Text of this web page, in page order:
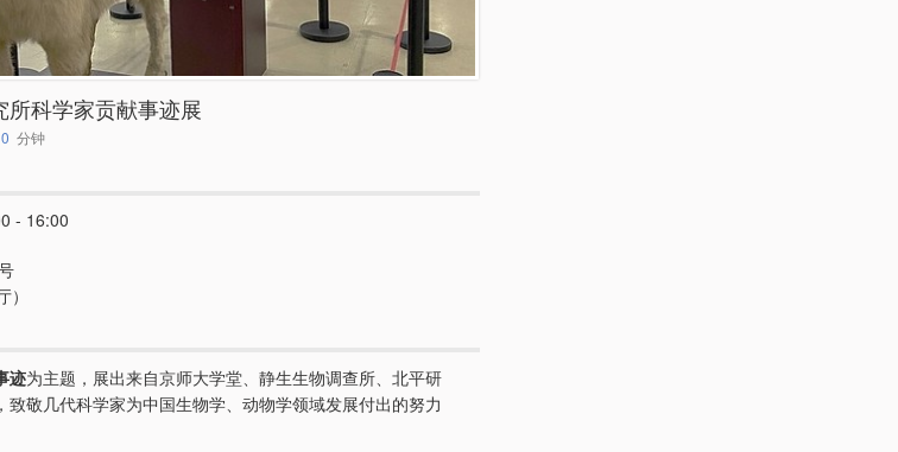
科学家贡献事迹展
0 分钟
- 16:00
迹为主题，展出来自京师大学堂、静生生物调查所、北平研
，致敬几代科学家为中国生物学、动物学领域发展付出的努力